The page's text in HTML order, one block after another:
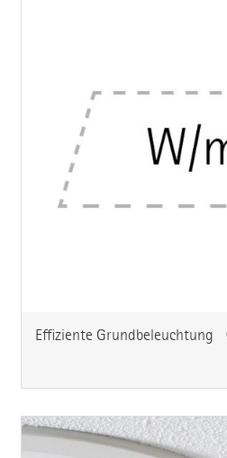
Effiziente Grundbeleuchtung